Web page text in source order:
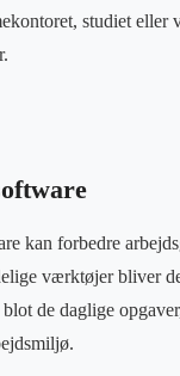
studiet
kan forbedre
værktøjer bliver
de daglige